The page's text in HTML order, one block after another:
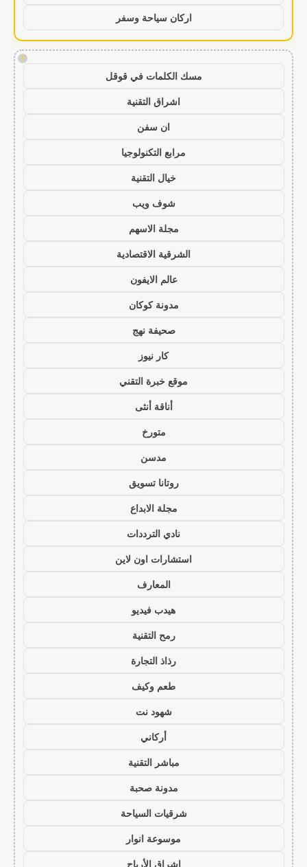
اركان سياحة وسفر
!
مسك الكلمات في قوقل
اشراق التقنية
ان سفن
مرابع التكنولوجيا
خيال التقنية
شوف ويب
مجلة الاسهم
الشرقية الاقتصادية
عالم الايفون
مدونة كوكان
صحيفة نهج
كار نيوز
موقع خبرة التقني
أناقة أنثى
متورخ
مدسن
روتانا تسويق
مجلة الابداع
نادي الترددات
استشارات اون لاين
المعارف
هيدب فيديو
رمح التقنية
رذاذ التجارة
طعم وكيف
شهود نت
أركاني
مباشر التقنية
مدونة صحبة
شرقيات السياحة
موسوعة انوار
اشراق الأرباح